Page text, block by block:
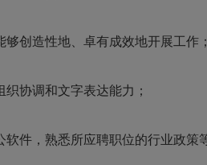
够创造性地、卓有成效地开展工作；
织协调和文字表达能力；
软件，熟悉所应聘职位的行业政策